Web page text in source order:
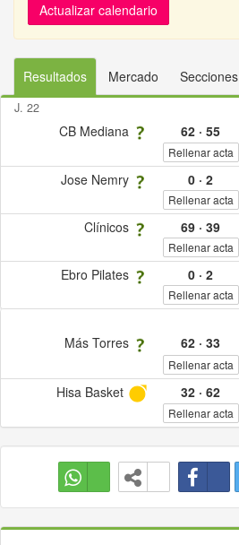
Actualizar calendario
Resultados Mercado Secciones
J. 22
CB Mediana 62· 55
Rellenar acta
Jose Nemry 0· 2
Rellenar acta
Clínicos 69· 39
Rellenar acta
Ebro Pilates 0· 2
Rellenar acta
Más Torres 62· 33
Rellenar acta
Hisa Basket 32· 62
Rellenar acta